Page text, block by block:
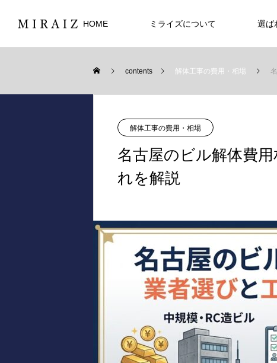
HOME ミライズについて 選ば
contents 解体工事の費用・相場
解体工事の費用・相場
名古屋のビル解体費
れを解説